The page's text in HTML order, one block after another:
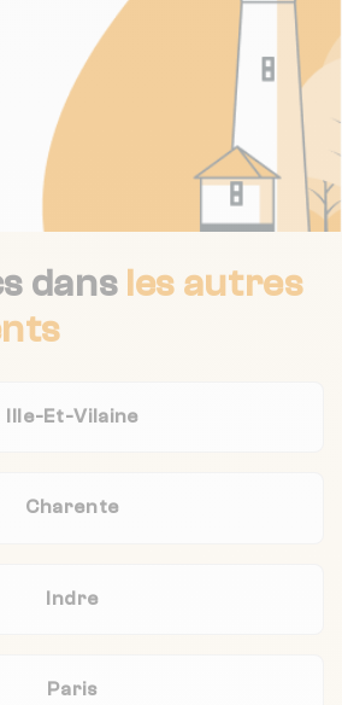
dans les autres
Ille-Et-Vilaine
Charente
Indre
Paris